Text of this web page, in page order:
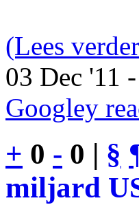
(Lees
03 Dec '11
Googley
+ 0 - 0 | §
miljard